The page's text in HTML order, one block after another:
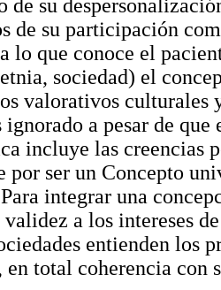
de su
de su participación
lo que conoce el
sociedad) el
valorativos culturales
ignorado a pesar de
incluye las creencias
por ser un Concepto
integrar una
validez a los intereses
entienden los
en total coherencia con